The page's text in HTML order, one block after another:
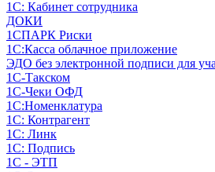
1С: Кабинет сотрудника
ДОКИ
1СПАРК Риски
1С:Касса облачное приложение
ЭДО без электронной подписи для
1С-Такском
1С-Чеки ОФД
1С:Номенклатура
1С: Контрагент
1С: Линк
1С: Подпись
1С - ЭТП